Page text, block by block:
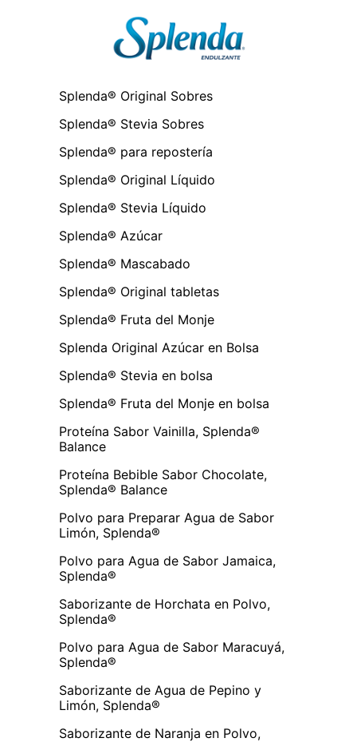
Splenda® Original Sobres
Splenda® Stevia Sobres
Splenda® para repostería
Splenda® Original Líquido
Splenda® Stevia Líquido
Splenda® Azúcar
Splenda® Mascabado
Splenda® Original tabletas
Splenda® Fruta del Monje
Splenda Original Azúcar en Bolsa
Splenda® Stevia en bolsa
Splenda® Fruta del Monje en bolsa
Proteína Sabor Vainilla, Splenda®
Balance
Proteína Bebible Sabor Chocolate,
Splenda® Balance
Polvo para Preparar Agua de Sabor
Limón, Splenda®
Polvo para Agua de Sabor Jamaica,
Splenda®
Saborizante de Horchata en Polvo,
Splenda®
Polvo para Agua de Sabor Maracuyá,
Splenda®
Saborizante de Agua de Pepino y
Limón, Splenda®
Saborizante de Naranja en Polvo,